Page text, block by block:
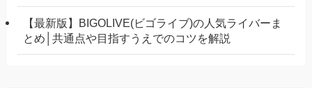
【最新版】BIGOLIVE(ビゴライブ)の人気ライバーま
とめ│共通点や目指すうえでのコツを解説